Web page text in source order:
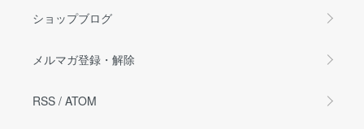
ショップブログ
メルマガ登録・解除
RSS / ATOM